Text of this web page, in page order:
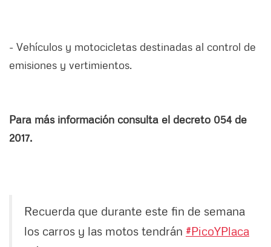
- Vehículos y motocicletas destinadas al control de
emisiones y vertimientos.
Para más información consulta el decreto 054 de
2017.
Recuerda que durante este fin de semana
los carros y las motos tendrán #PicoYPlaca